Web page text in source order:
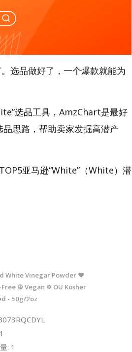
选品做好了，一个爆款就能为
选品工具，AmzChart是最好
思路，帮助卖家发掘高潜产
亚马逊“White”（White）潜
White Vinegar Powder ❤
☮ Vegan ✡ OU Kosher
- 50g/2oz
: 1